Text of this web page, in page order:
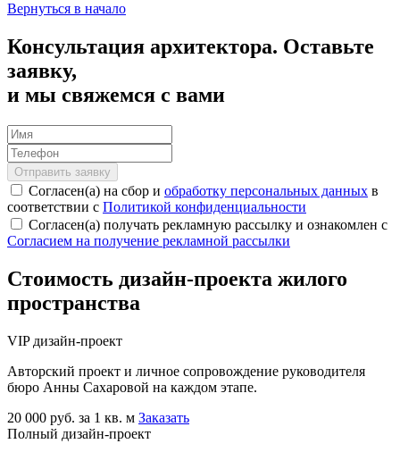
Вернуться в начало
Консультация архитектора. Оставьте
заявку,
и мы свяжемся с вами
Отправить заявку
Согласен(а) на сбор и обработку персональных данных в
соответствии с Политикой конфиденциальности
Согласен(а) получать рекламную рассылку и ознакомлен с
Согласием на получение рекламной рассылки
Стоимость дизайн-проекта жилого
пространства
VIP дизайн-проект
Авторский проект и личное сопровождение руководителя
бюро Анны Сахаровой на каждом этапе.
20 000 руб. за 1 кв. м Заказать
Полный дизайн-проект